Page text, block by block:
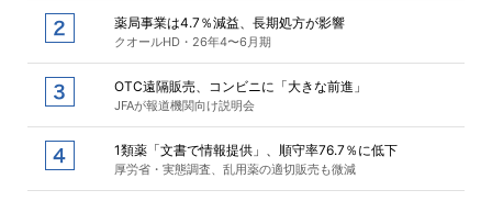
薬局事業は4.7％減益、長期処方が影響
クオールHD・26年4〜6月期
OTC遠隔販売、コンビニに「大きな前進」
JFAが報道機関向け説明会
1類薬「文書で情報提供」、順守率76.7％に低下
厚労省・実態調査、乱用薬の適切販売も微減